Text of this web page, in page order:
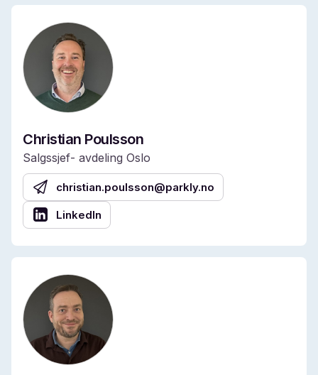
Christian Poulsson
Salgssjef- avdeling Oslo
christian.poulsson@parkly.no
LinkedIn